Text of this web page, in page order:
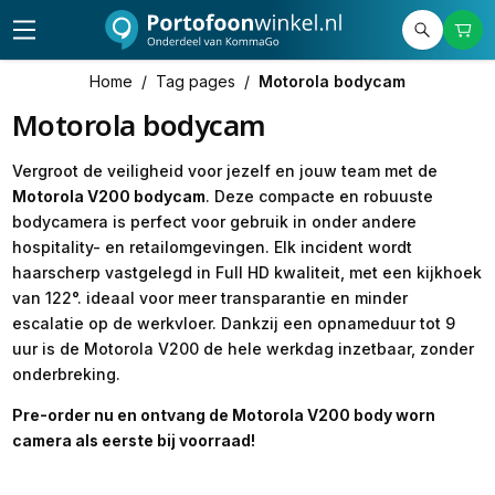
Home / Tag pages / Motorola bodycam
Motorola bodycam
Vergroot de veiligheid voor jezelf en jouw team met de
Motorola V200 bodycam. Deze compacte en robuuste
bodycamera is perfect voor gebruik in onder andere
hospitality- en retailomgevingen. Elk incident wordt
haarscherp vastgelegd in Full HD kwaliteit, met een kijkhoek
van 122°. ideaal voor meer transparantie en minder
escalatie op de werkvloer. Dankzij een opnameduur tot 9
uur is de Motorola V200 de hele werkdag inzetbaar, zonder
onderbreking.
Pre-order nu en ontvang de Motorola V200 body worn
camera als eerste bij voorraad!